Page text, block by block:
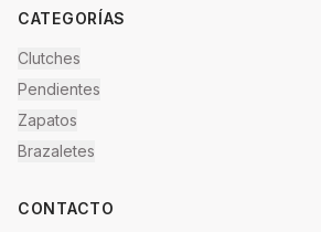
CATEGORÍAS
Clutches
Pendientes
Zapatos
Brazaletes
CONTACTO